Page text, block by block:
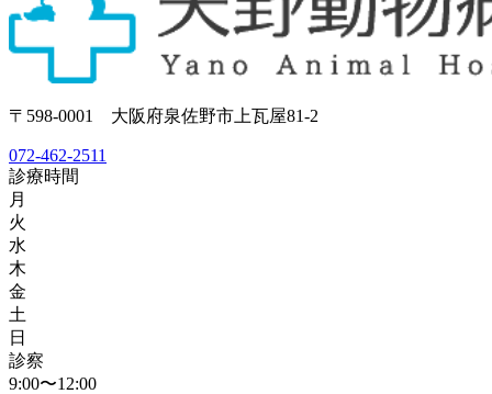
〒598-0001 大阪府泉佐野市上瓦屋81-2
072-462-2511
診療時間
月
火
水
木
金
土
日
診察
9:00〜12:00